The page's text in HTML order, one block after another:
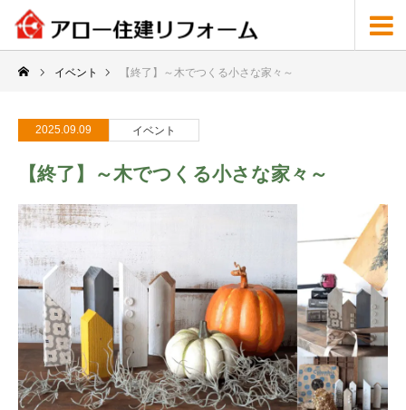
イベント 【終了】～木でつくる小さな家々～
2025.09.09 イベント
【終了】～木でつくる小さな家々～